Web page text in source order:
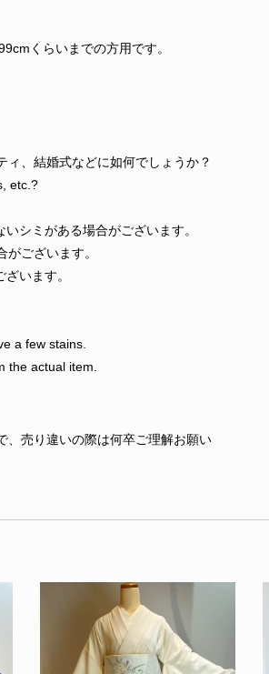
くらいまでの方用です。
ィ、結婚式などに如何でしょうか？
etc.?
シミがある場合がございます。
ございます。
います。
a few stains.
the actual item.
、売り違いの際は何卒ご理解お願い